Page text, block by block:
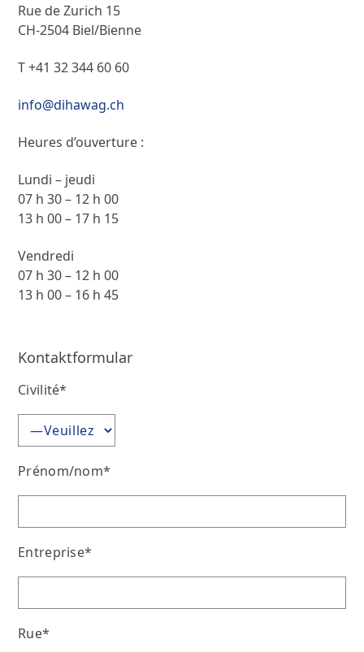
Rue de Zurich 15
CH-2504 Biel/Bienne
T +41 32 344 60 60
info@dihawag.ch
Heures d’ouverture :
Lundi – jeudi
07 h 30 – 12 h 00
13 h 00 – 17 h 15
Vendredi
07 h 30 – 12 h 00
13 h 00 – 16 h 45
Kontaktformular
Civilité*
Prénom/nom*
Entreprise*
Rue*